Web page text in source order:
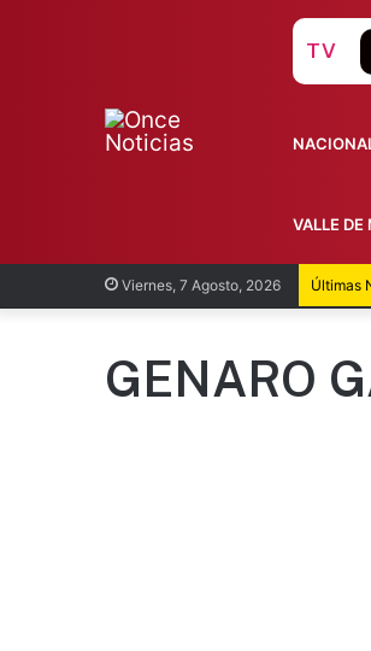
Viernes, 7 Agosto, 2026 Últimas
TV
VALLE DE
GENARO